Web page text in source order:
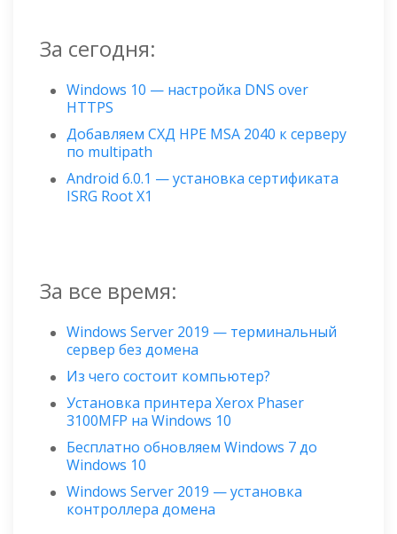
За сегодня:
Windows 10 — настройка DNS over
HTTPS
Добавляем СХД HPE MSA 2040 к серверу
по multipath
Android 6.0.1 — установка сертификата
ISRG Root X1
За все время:
Windows Server 2019 — терминальный
сервер без домена
Из чего состоит компьютер?
Установка принтера Xerox Phaser
3100MFP на Windows 10
Бесплатно обновляем Windows 7 до
Windows 10
Windows Server 2019 — установка
контроллера домена